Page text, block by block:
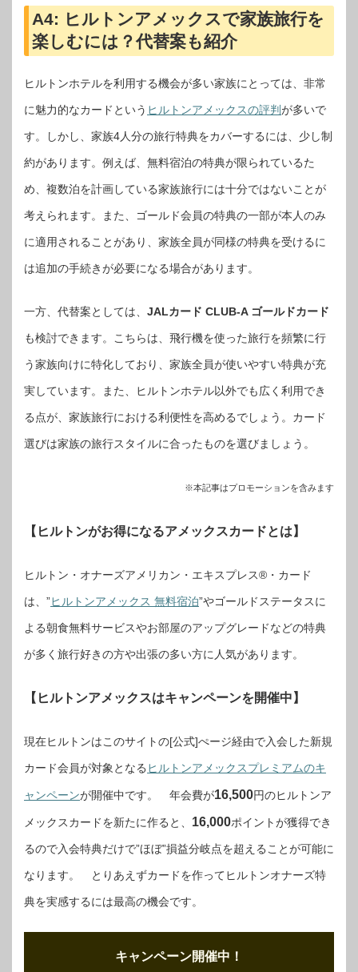
A4: ヒルトンアメックスで家族旅行を
楽しむには？代替案も紹介
ヒルトンホテルを利用する機会が多い家族にとっては、非常
に魅力的なカードという ヒルトンアメックスの評判が多いで
す。しかし、家族4人分の旅行特典をカバーするには、少し制
約があります。例えば、無料宿泊の特典が限られているた
め、複数泊を計画している家族旅行には十分ではないことが
考えられます。また、ゴールド会員の特典の一部が本人のみ
に適用されることがあり、家族全員が同様の特典を受けるに
は追加の手続きが必要になる場合があります。
一方、代替案としては、 JALカード CLUB-A ゴールドカード
も検討できます。こちらは、飛行機を使った旅行を頻繁に行
う家族向けに特化しており、家族全員が使いやすい特典が充
実しています。また、ヒルトンホテル以外でも広く利用でき
る点が、家族旅行における利便性を高めるでしょう。カード
選びは家族の旅行スタイルに合ったものを選びましょう。
※本記事はプロモーションを含みます
【ヒルトンがお得になるアメックスカードとは】
ヒルトン・オナーズアメリカン・エキスプレス®・カード
は、”ヒルトンアメックス 無料宿泊”やゴールドステータスに
よる朝食無料サービスやお部屋のアップグレードなどの特典
が多く旅行好きの方や出張の多い方に人気があります。
【ヒルトンアメックスはキャンペーンを開催中】
現在ヒルトンはこのサイトの[公式]ぺージ経由で入会した新規
カード会員が対象となる ヒルトンアメックスプレミアムのキ
ャンペーンが開催中です。 年会費が16,500円のヒルトンア
メックスカードを新たに作ると、 16,000ポイントが獲得でき
るので入会特典だけで”ほぼ”損益分岐点を超えることが可能に
なります。 とりあえずカードを作ってヒルトンオナーズ特
典を実感するには最高の機会です。
キャンペーン開催中！